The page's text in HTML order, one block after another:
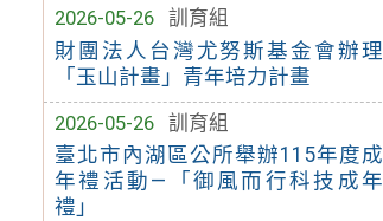
2026-05-26
訓育組
財團法人台灣尤努斯基金會辦理
「玉山計畫」青年培力計畫
2026-05-26
訓育組
臺北市內湖區公所舉辦115年度成
年禮活動—「御風而行科技成年
禮」